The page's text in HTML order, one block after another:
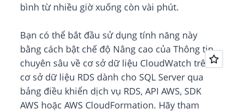
bình từ nhiều giờ xuống còn vài phút.
Bạn có thể bắt đầu sử dụng tính năng này
bằng cách bật chế độ Nâng cao của Thông tin
chuyên sâu về cơ sở dữ liệu CloudWatch trên
cơ sở dữ liệu RDS dành cho SQL Server qua
bảng điều khiển dịch vụ RDS, API AWS, SDK
AWS hoặc AWS CloudFormation. Hãy tham